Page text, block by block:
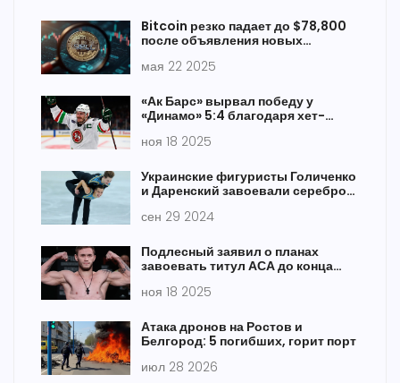
Bitcoin резко падает до $78,800
после объявления новых
500
мая 22 2025
«Ак Барс» вырвал победу у
«Динамо» 5:4 благодаря хет-
ноя 18 2025
Украинские фигуристы Голиченко
и Даренский завоевали серебро
сен 29 2024
Подлесный заявил о планах
завоевать титул АСА до конца
ноя 18 2025
Атака дронов на Ростов и
Белгород: 5 погибших, горит порт
июл 28 2026